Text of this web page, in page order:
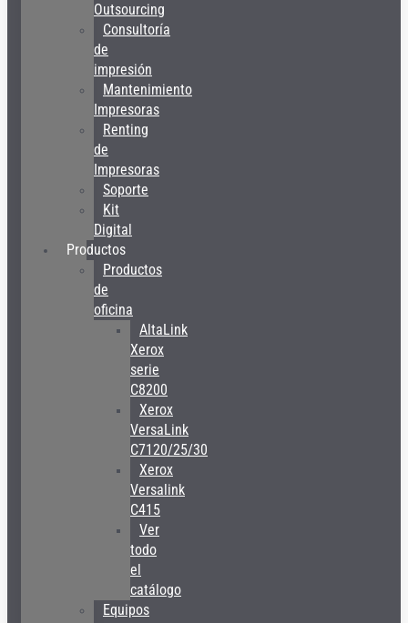
Outsourcing
Consultoría
de
impresión
Mantenimiento
Impresoras
Renting
de
Impresoras
Soporte
Kit
Digital
Productos
Productos
de
oficina
AltaLink
Xerox
serie
C8200
Xerox
VersaLink
C7120/25/30
Xerox
Versalink
C415
Ver
todo
el
catálogo
Equipos